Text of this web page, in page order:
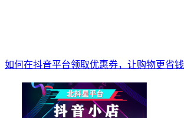
如何在抖音平台领取优惠券，让购物更省钱